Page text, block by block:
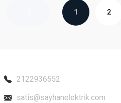
1 2
2122936552
satis@sayhanelektrik.com